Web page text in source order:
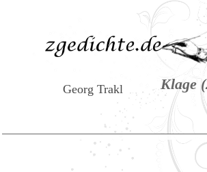
Klage
Georg Trakl